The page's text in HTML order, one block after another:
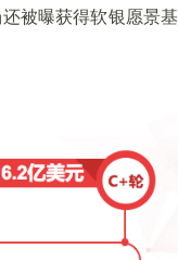
被曝获得软银愿景基